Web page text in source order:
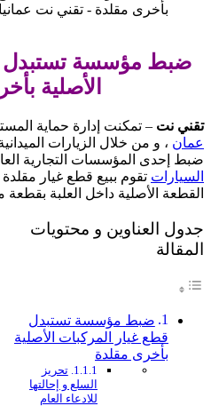
ضبط مؤسسة تستبدل
الأصلية
تقني نت – تمكنت إدارة حماية
عمان ، و من خلال الزيارات
ضبط إحدى المؤسسات التجارية
السيارات تقوم ببيع قطع غيار
القطعة الأصلية داخل العلبة بقطعة
جدول العناوين و محتويات
المقالة
ضبط مؤسسة تستبدل
قطع غيار المركبات الأصلية
بأخرى مقلدة
تحريز
السلع و إحالتها
للادعاء العام